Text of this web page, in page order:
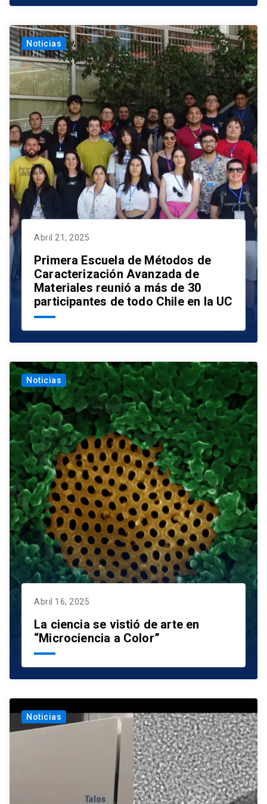
Abril 21, 2025
Primera Escuela de Métodos de
Caracterización Avanzada de
Materiales reunió a más de 30
participantes de todo Chile en la UC
Noticias
Abril 16, 2025
La ciencia se vistió de arte en
“Microciencia a Color”
Noticias
Noticias